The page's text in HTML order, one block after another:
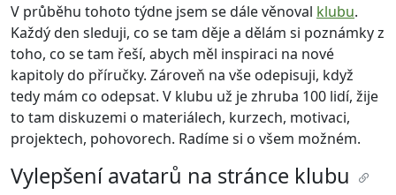
V průběhu tohoto týdne jsem se dále věnoval klubu.
Každý den sleduji, co se tam děje a dělám si poznámky z
toho, co se tam řeší, abych měl inspiraci na nové
kapitoly do příručky. Zároveň na vše odepisuji, když
tedy mám co odepsat. V klubu už je zhruba 100 lidí, žije
to tam diskuzemi o materiálech, kurzech, motivaci,
projektech, pohovorech. Radíme si o všem možném.
Vylepšení avatarů na stránce klubu